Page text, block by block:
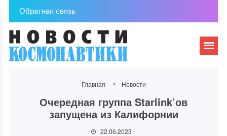
Обратная связь
Главная Новости
Очередная группа Starlink’ов
запущена из Калифорнии
22.06.2023